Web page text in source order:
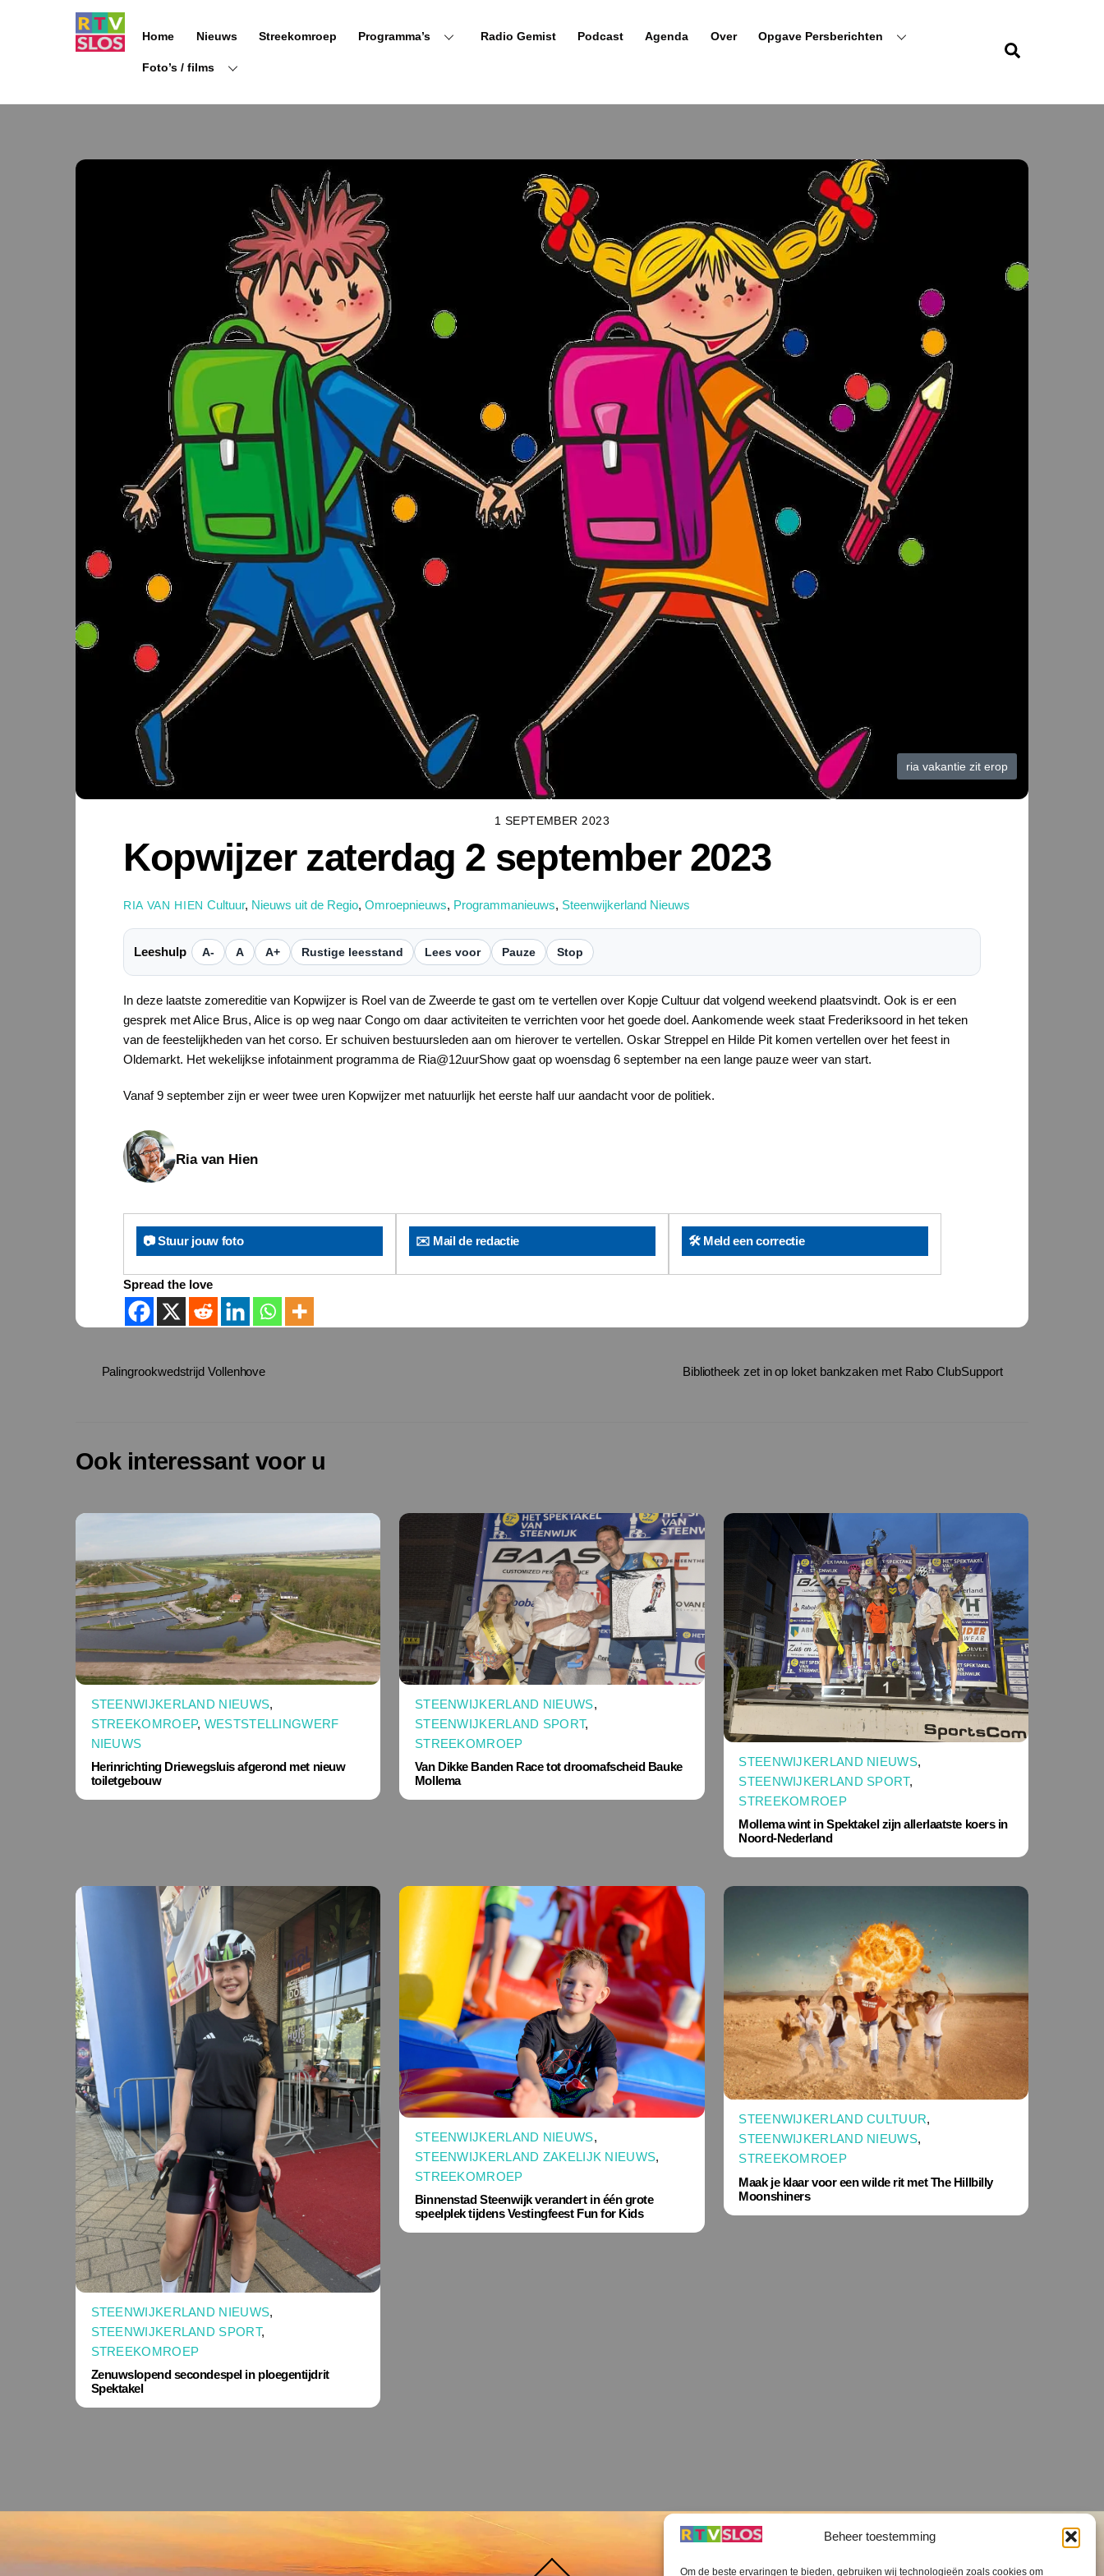
Beheer toestemming
Om de beste ervaringen te bieden, gebruiken wij technologieën zoals cookies om
Home Nieuws Streekomroep Programma’s Radio Gemist Podcast Agenda Over Opgave Persberichten
Foto’s / films
ria vakantie zit erop
1 SEPTEMBER 2023
Kopwijzer zaterdag 2 september 2023
RIA VAN HIEN Cultuur, Nieuws uit de Regio,Omroepnieuws, Programmanieuws, Steenwijkerland Nieuws
Leeshulp A- A A+ Rustige leesstand Lees voor Pauze Stop
In deze laatste zomereditie van Kopwijzer is Roel van de Zweerde te gast om te vertellen over Kopje Cultuur dat volgend weekend plaatsvindt. Ook is er een
gesprek met Alice Brus, Alice is op weg naar Congo om daar activiteiten te verrichten voor het goede doel. Aankomende week staat Frederiksoord in het teken
van de feestelijkheden van het corso. Er schuiven bestuursleden aan om hierover te vertellen. Oskar Streppel en Hilde Pit komen vertellen over het feest in
Oldemarkt. Het wekelijkse infotainment programma de Ria@12uurShow gaat op woensdag 6 september na een lange pauze weer van start.
Vanaf 9 september zijn er weer twee uren Kopwijzer met natuurlijk het eerste half uur aandacht voor de politiek.
Ria van Hien
📷 Stuur jouw foto ✉️ Mail de redactie 🛠️ Meld een correctie
Spread the love
Palingrookwedstrijd Vollenhove Bibliotheek zet in op loket bankzaken met Rabo ClubSupport
Ook interessant voor u
STEENWIJKERLAND NIEUWS,
STREEKOMROEP, WESTSTELLINGWERF
NIEUWS
Herinrichting Driewegsluis afgerond met nieuw
toiletgebouw
STEENWIJKERLAND NIEUWS,
STEENWIJKERLAND SPORT,
STREEKOMROEP
Van Dikke Banden Race tot droomafscheid Bauke
Mollema
STEENWIJKERLAND NIEUWS,
STEENWIJKERLAND SPORT,
STREEKOMROEP
Mollema wint in Spektakel zijn allerlaatste koers in
Noord-Nederland
STEENWIJKERLAND NIEUWS,
STEENWIJKERLAND SPORT,
STREEKOMROEP
Zenuwslopend secondespel in ploegentijdrit
Spektakel
STEENWIJKERLAND NIEUWS,
STEENWIJKERLAND ZAKELIJK NIEUWS,
STREEKOMROEP
Binnenstad Steenwijk verandert in één grote
speelplek tijdens Vestingfeest Fun for Kids
STEENWIJKERLAND CULTUUR,
STEENWIJKERLAND NIEUWS,
STREEKOMROEP
Maak je klaar voor een wilde rit met The Hillbilly
Moonshiners